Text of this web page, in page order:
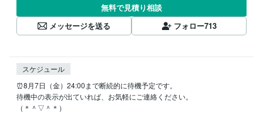
無料で見積り相談
メッセージを送る
フォロー713
スケジュール
⏰8月7日（金）24:00まで断続的に待機予定です。
待機中の表示が出ていれば、お気軽にご連絡ください。
（＊＾▽＾＊）